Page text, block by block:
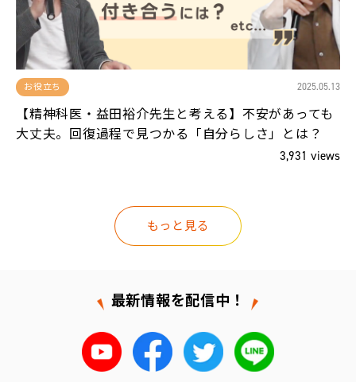
お役立ち 2025.05.13
【精神科医・益田裕介先生と考える】不安があっても
大丈夫。回復過程で見つかる「自分らしさ」とは？
3,931 views
もっと見る
最新情報を配信中！